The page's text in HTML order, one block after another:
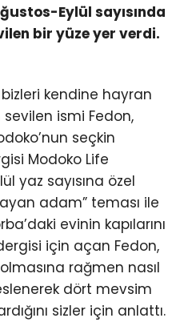
Eylül sayısında
bir yüze yer verdi.
bizleri kendine hayran
sevilen ismi Fedon,
seçkin
Modoko Life
yaz sayısına özel
adam” teması ile
evinin kapılarını
için açan Fedon,
rağmen nasıl
dört mevsim
sizler için anlattı.